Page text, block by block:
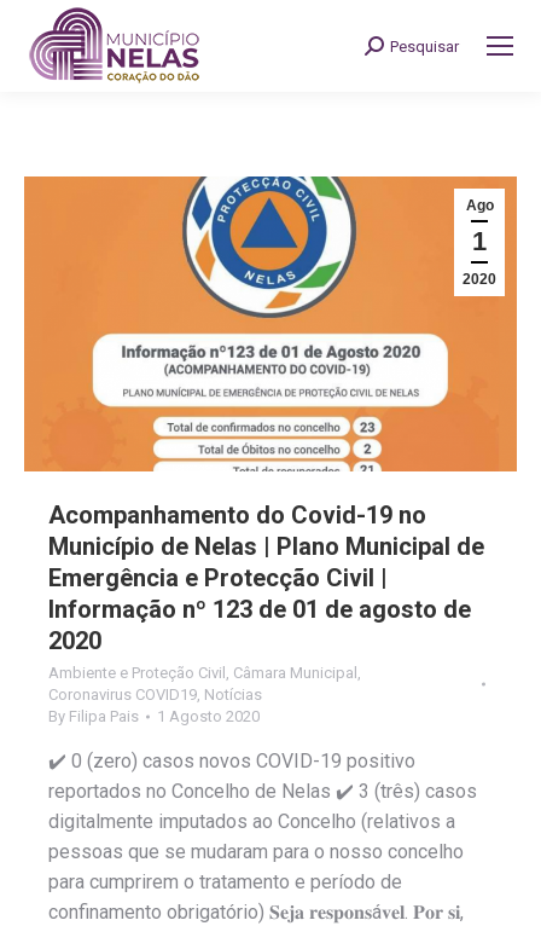
Search:
Pesquisar
Ago
1
2020
Acompanhamento do Covid-19 no
Município de Nelas | Plano Municipal de
Emergência e Protecção Civil |
Informação nº 123 de 01 de agosto de
2020
Ambiente e Proteção Civil , Câmara Municipal ,
Coronavirus COVID19, Notícias
By Filipa Pais 1 Agosto 2020
✔️ 0 (zero) casos novos COVID-19 positivo
reportados no Concelho de Nelas ✔️ 3 (três) casos
digitalmente imputados ao Concelho (relativos a
pessoas que se mudaram para o nosso concelho
para cumprirem o tratamento e período de
confinamento obrigatório) 𝐒𝐞𝐣𝐚 𝐫𝐞𝐬𝐩𝐨𝐧𝐬á𝐯𝐞𝐥. 𝐏𝐨𝐫 𝐬𝐢,